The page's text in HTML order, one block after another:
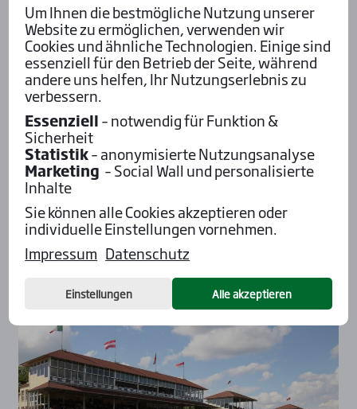
Breaking News Deutschland
Galopp
Pressemitteilung
02.06.2024
Letz­ter Renn­tag des Früh­jahrs Mee­
tings wit­te­rungs­be­dingt abge­sagt
Pressemitteilung Baden Galopp, Sonntag, 02. Juni
2024: Aufgrund des anhaltenden Regens musste
der letzte Renntag des Frühjahrs Meetings auf
der...
Mehr...
Um Ihnen die bestmögliche Nutzung unserer
Website zu ermöglichen, verwenden wir
Cookies und ähnliche Technologien. Einige sind
essenziell für den Betrieb der Seite, während
andere uns helfen, Ihr Nutzungserlebnis zu
verbessern.
Essenziell– notwendig für Funktion &
Sicherheit
Statistik– anonymisierte Nutzungsanalyse
Marketing – Social Wall und personalisierte
Inhalte
Sie können alle Cookies akzeptieren oder
individuelle Einstellungen vornehmen.
Impressum Datenschutz
Einstellungen Alle akzeptieren